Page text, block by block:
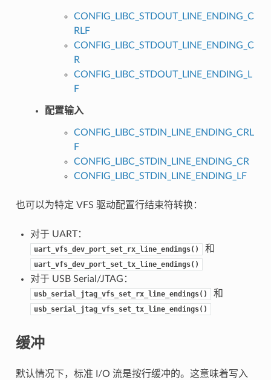
CONFIG_LIBC_STDOUT_LINE_ENDING_C
RLF
CONFIG_LIBC_STDOUT_LINE_ENDING_C
R
CONFIG_LIBC_STDOUT_LINE_ENDING_L
F
配置输入
CONFIG_LIBC_STDIN_LINE_ENDING_CRL
F
CONFIG_LIBC_STDIN_LINE_ENDING_CR
CONFIG_LIBC_STDIN_LINE_ENDING_LF
也可以为特定 VFS 驱动配置行结束符转换：
对于 UART：
uart_vfs_dev_port_set_rx_line_endings() 和
uart_vfs_dev_port_set_tx_line_endings()
对于 USB Serial/JTAG：
usb_serial_jtag_vfs_set_rx_line_endings() 和
usb_serial_jtag_vfs_set_tx_line_endings()
缓冲
默认情况下，标准 I/O 流是按行缓冲的。这意味着写入